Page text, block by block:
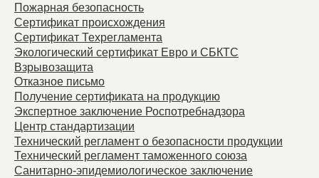
Пожарная безопасность
Сертификат происхождения
Сертификат Техрегламента
Экологический сертификат Евро и СБКТС
Взрывозащита
Отказное письмо
Получение сертификата на продукцию
Экспертное заключение Роспотребнадзора
Центр стандартизации
Технический регламент о безопасности продукции
Технический регламент таможенного союза
Санитарно-эпидемиологическое заключение